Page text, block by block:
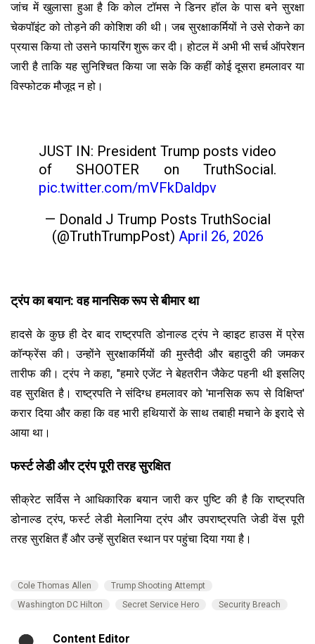
जांच में खुलासा हुआ है कि कोल टॉमस ने डिनर हॉल के पास बने सुरक्षा
चेकपॉइंट को तोड़ने की कोशिश की थी। जब सुरक्षाकर्मियों ने उसे रोकने का
प्रयास किया तो उसने फायरिंग शुरू कर दी। होटल में अभी भी सर्च ऑपरेशन
जारी है ताकि यह सुनिश्चित किया जा सके कि कहीं कोई दूसरा हमलावर या
विस्फोटक मौजूद न हो।
JUST IN: President Trump posts video
of SHOOTER on TruthSocial.
pic.twitter.com/mVFkDaldpv
— Donald J Trump Posts TruthSocial
(@TruthTrumpPost) April 26, 2026
ट्रंप का बयान: वह मानसिक रूप से बीमार था
हादसे के कुछ ही देर बाद राष्ट्रपति डोनाल्ड ट्रंप ने व्हाइट हाउस में प्रेस
कॉन्फ्रेंस की। उन्होंने सुरक्षाकर्मियों की मुस्तैदी और बहादुरी की जमकर
तारीफ की। ट्रंप ने कहा, "हमारे एजेंट ने बेहतरीन जैकेट पहनी थी इसलिए
वह सुरक्षित है। राष्ट्रपति ने संदिग्ध हमलावर को 'मानसिक रूप से विक्षिप्त'
करार दिया और कहा कि वह भारी हथियारों के साथ तबाही मचाने के इरादे से
आया था।
फर्स्ट लेडी और ट्रंप पूरी तरह सुरक्षित
सीक्रेट सर्विस ने आधिकारिक बयान जारी कर पुष्टि की है कि राष्ट्रपति
डोनाल्ड ट्रंप, फर्स्ट लेडी मेलानिया ट्रंप और उपराष्ट्रपति जेडी वेंस पूरी
तरह सुरक्षित हैं और उन्हें सुरक्षित स्थान पर पहुंचा दिया गया है।
Cole Thomas Allen
Trump Shooting Attempt
Washington DC Hilton
Secret Service Hero Security Breach
Content Editor